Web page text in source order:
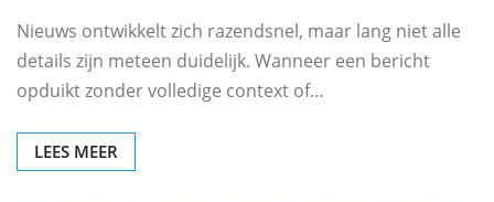
Nieuws ontwikkelt zich razendsnel, maar lang niet alle
details zijn meteen duidelijk. Wanneer een bericht
opduikt zonder volledige context of…
LEES MEER